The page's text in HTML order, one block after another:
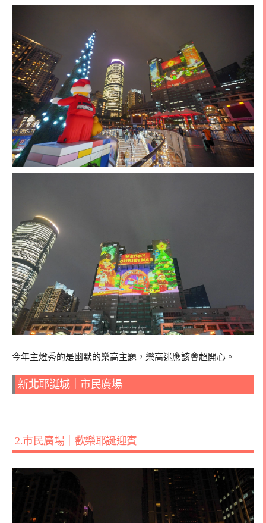
今年主燈秀的是幽默的樂高主題，樂高迷應該會超開心。
新北耶誕城｜市民廣場
2.市民廣場｜歡樂耶誕迎賓